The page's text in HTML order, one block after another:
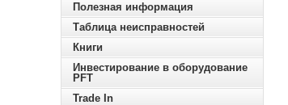
Полезная информация
Таблица неисправностей
Книги
Инвестирование в оборудование
PFT
Trade In